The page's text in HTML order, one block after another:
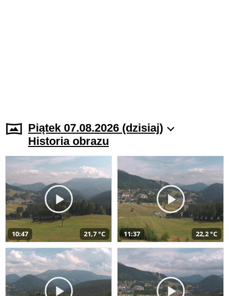
Piątek 07.08.2026 (dzisiaj)
Historia obrazu
10:47 21,7 °C 11:37 22,2 °C